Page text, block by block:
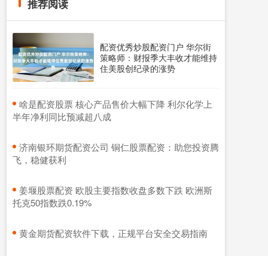
推荐阅读
配资优秀炒股配资门户 华尔街
策略师：财报季大丰收才能维持
住美股创纪录的涨势
​啥是配资股票 核心产品售价大幅下降 利尔化学上
半年净利同比预减超八成
​济南银环期货配资公司 铜仁股票配资：助您投资腾
飞，稳健获利
​姜堰股票配资 欧股主要指数收盘多数下跌 欧洲斯
托克50指数跌0.19%
​黄金期货配资软件下载，正规平台安全交易指南